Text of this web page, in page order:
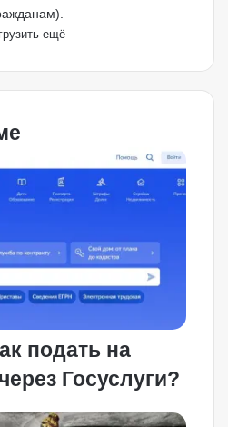
ещё
подать на
Госуслуги?